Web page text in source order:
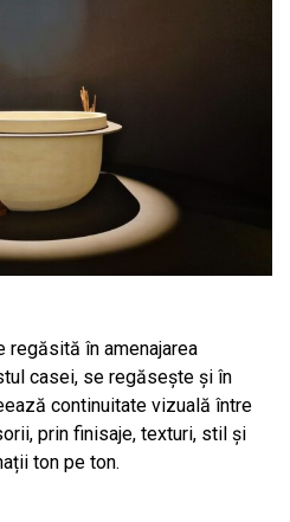
regăsită în amenajarea
casei, se regăsește și în
continuitate vizuală între
prin finisaje, texturi, stil și
ton pe ton.